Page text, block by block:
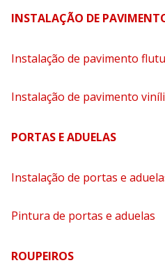
INSTALAÇÃO DE
Instalação de pavimento
Instalação de pavimento
PORTAS E ADUELAS
Instalação de portas e
Pintura de portas e aduelas
ROUPEIROS